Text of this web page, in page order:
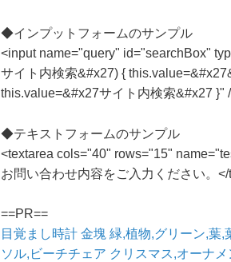
◆インプットフォームのサンプル
<input name="query" id="searchBox"
サイト内検索&#x27) {
this.value=&#x27サイト内検索&#x27 }"
◆テキストフォームのサンプル
<textarea cols="40" rows="15"
お問い合わせ内容をご入力ください。
==PR==
目覚まし時計 金塊 緑,植物,グリーン,葉,
ソル,ビーチチェア クリスマス,オーナ